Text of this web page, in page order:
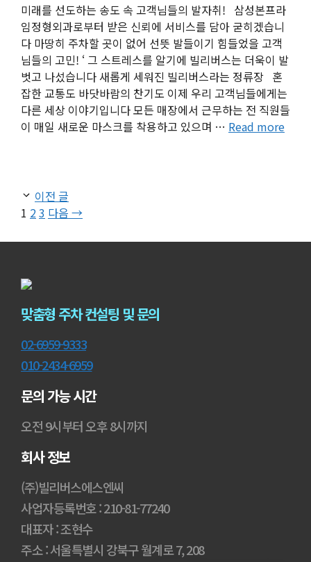
미래를 선도하는 송도 속 고객님들의 발자취! 삼성본프라
임정형외과로부터 받은 신뢰에 서비스를 담아 굳히겠습니
다 마땅히 주차할 곳이 없어 선뜻 발들이기 힘들었을 고객
님들의 고민! ‘ 그 스트레스를 알기에 빌리버스는 더욱이 발
벗고 나섰습니다 새롭게 세워진 빌리버스라는 정류장 혼
잡한 교통도 바닷바람의 찬기도 이제 우리 고객님들에게는
다른 세상 이야기입니다 모든 매장에서 근무하는 전 직원들
이 매일 새로운 마스크를 착용하고 있으며 … Read more
이전 글
페
지
1 페
지
2페
지
3 다음 →
맞춤형 주차 컨설팅 및 문의
02-6959-9333
010-2434-6959
문의 가능 시간
오전 9시부터 오후 8시까지
회사 정보
(주)빌리버스에스엔씨
사업자등록번호 : 210-81-77240
대표자 : 조현수
주소 : 서울특별시 강북구 월계로 7, 208